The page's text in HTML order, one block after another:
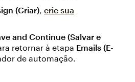
(Criar), crie sua
and Continue (Salvar e
retornar à etapa Emails (E-
de automação.